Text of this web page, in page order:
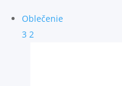
Oblečenie
3 2